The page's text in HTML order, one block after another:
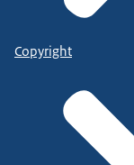
Copyright